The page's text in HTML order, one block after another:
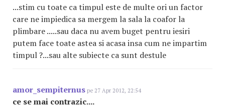
...stim cu toate ca timpul este de multe ori un factor
care ne impiedica sa mergem la sala la coafor la
plimbare .....sau daca nu avem buget pentru iesiri
putem face toate astea si acasa insa cum ne impartim
timpul ?...sau alte subiecte ca sunt destule
amor_sempiternus pe 27 Apr 2012, 22:54
ce se mai contrazic....